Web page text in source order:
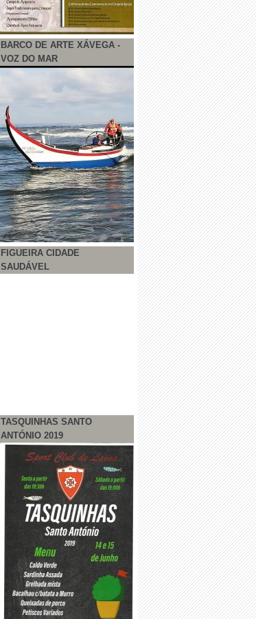
BARCO DE ARTE XÁVEGA -
VOZ DO MAR
FIGUEIRA CIDADE
SAUDÁVEL
TASQUINHAS SANTO
ANTÓNIO 2019